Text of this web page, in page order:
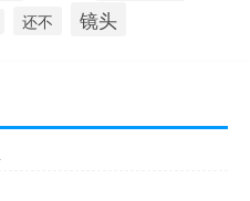
还不 镜头